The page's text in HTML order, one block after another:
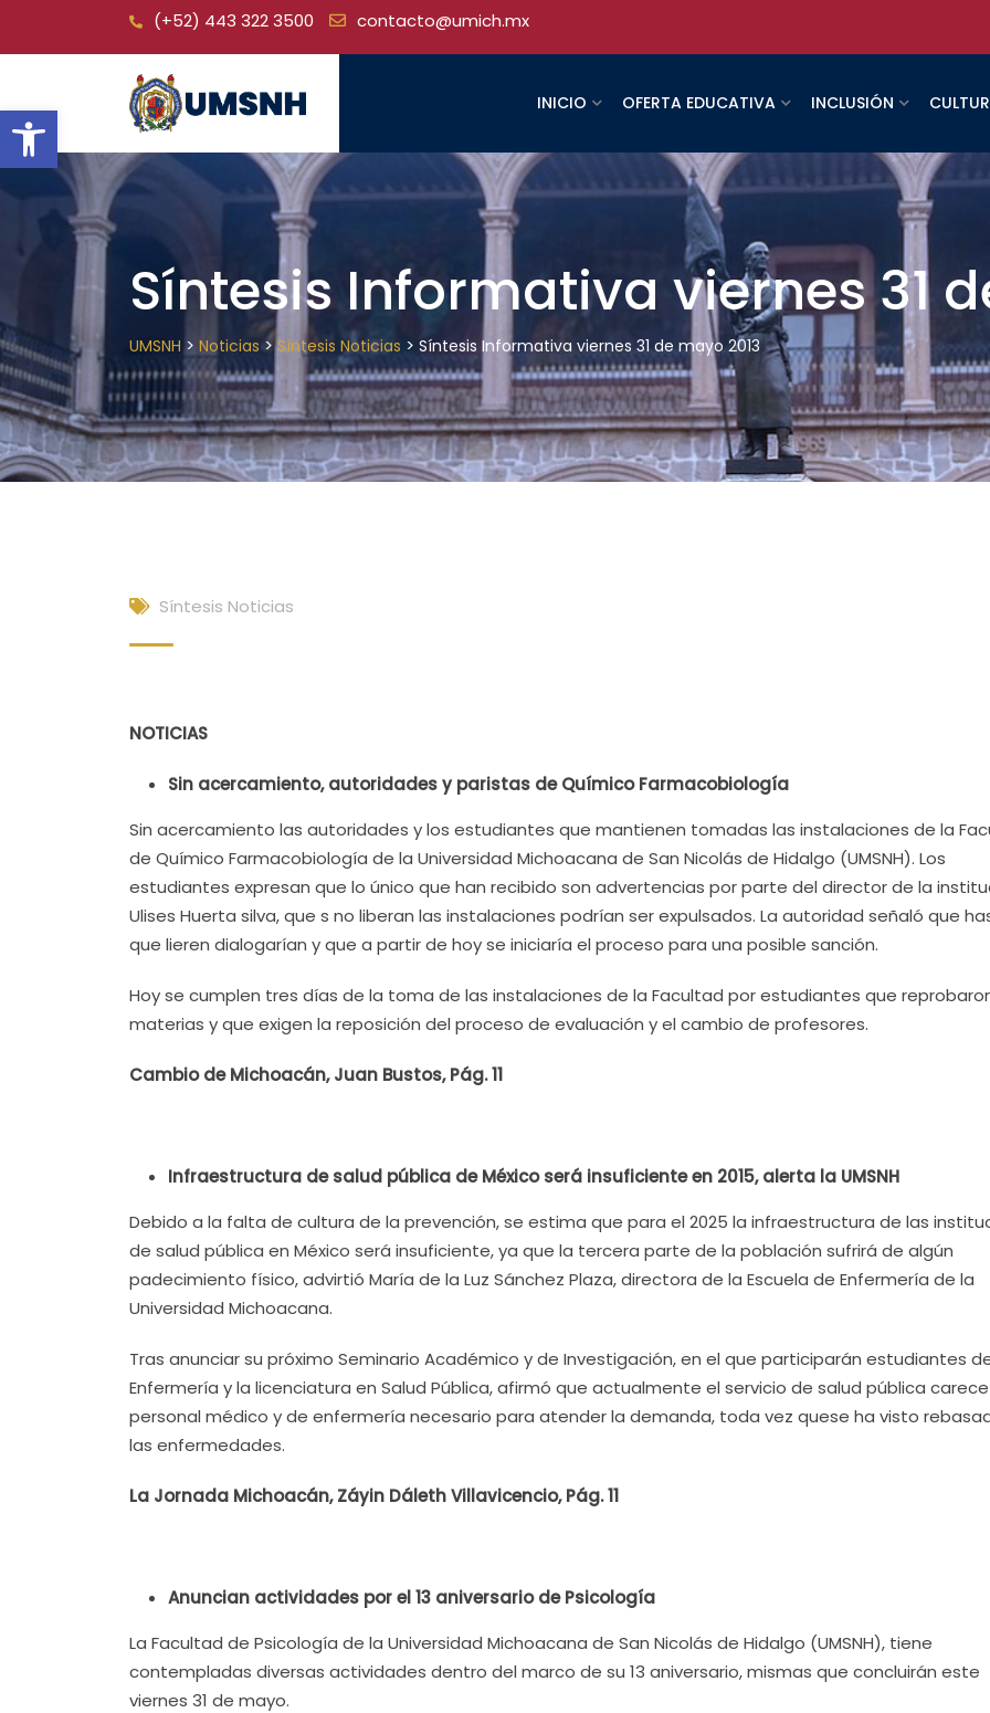
Open toolbar
(+52) 443 322 3500 contacto@umich.mx
INICIO OFERTA EDUCATIVA INCLUSIÓN
Síntesis Informativa viernes 31
UMSNH > Noticias>Síntesis Noticias > Síntesis Informativa viernes 31 de mayo 2013
Síntesis Noticias
NOTICIAS
Sin acercamiento, autoridades y paristas de Químico Farmacobiología
Sin acercamiento las autoridades y los estudiantes que mantienen tomadas las instalaciones de la
de Químico Farmacobiología de la Universidad Michoacana de San Nicolás de Hidalgo (UMSNH). Los
estudiantes expresan que lo único que han recibido son advertencias por parte del director de la
Ulises Huerta silva, que s no liberan las instalaciones podrían ser expulsados. La autoridad señaló que
que lieren dialogarían y que a partir de hoy se iniciaría el proceso para una posible sanción.
Hoy se cumplen tres días de la toma de las instalaciones de la Facultad por estudiantes que
materias y que exigen la reposición del proceso de evaluación y el cambio de profesores.
Cambio de Michoacán, Juan Bustos, Pág. 11
Infraestructura de salud pública de México será insuficiente en 2015, alerta la UMSNH
Debido a la falta de cultura de la prevención, se estima que para el 2025 la infraestructura de las
de salud pública en México será insuficiente, ya que la tercera parte de la población sufrirá de algún
padecimiento físico, advirtió María de la Luz Sánchez Plaza, directora de la Escuela de Enfermería de la
Universidad Michoacana.
Tras anunciar su próximo Seminario Académico y de Investigación, en el que participarán estudiantes
Enfermería y la licenciatura en Salud Pública, afirmó que actualmente el servicio de salud pública
personal médico y de enfermería necesario para atender la demanda, toda vez quese ha visto
las enfermedades.
La Jornada Michoacán, Záyin Dáleth Villavicencio, Pág. 11
Anuncian actividades por el 13 aniversario de Psicología
La Facultad de Psicología de la Universidad Michoacana de San Nicolás de Hidalgo (UMSNH), tiene
contempladas diversas actividades dentro del marco de su 13 aniversario, mismas que concluirán este
viernes 31 de mayo.